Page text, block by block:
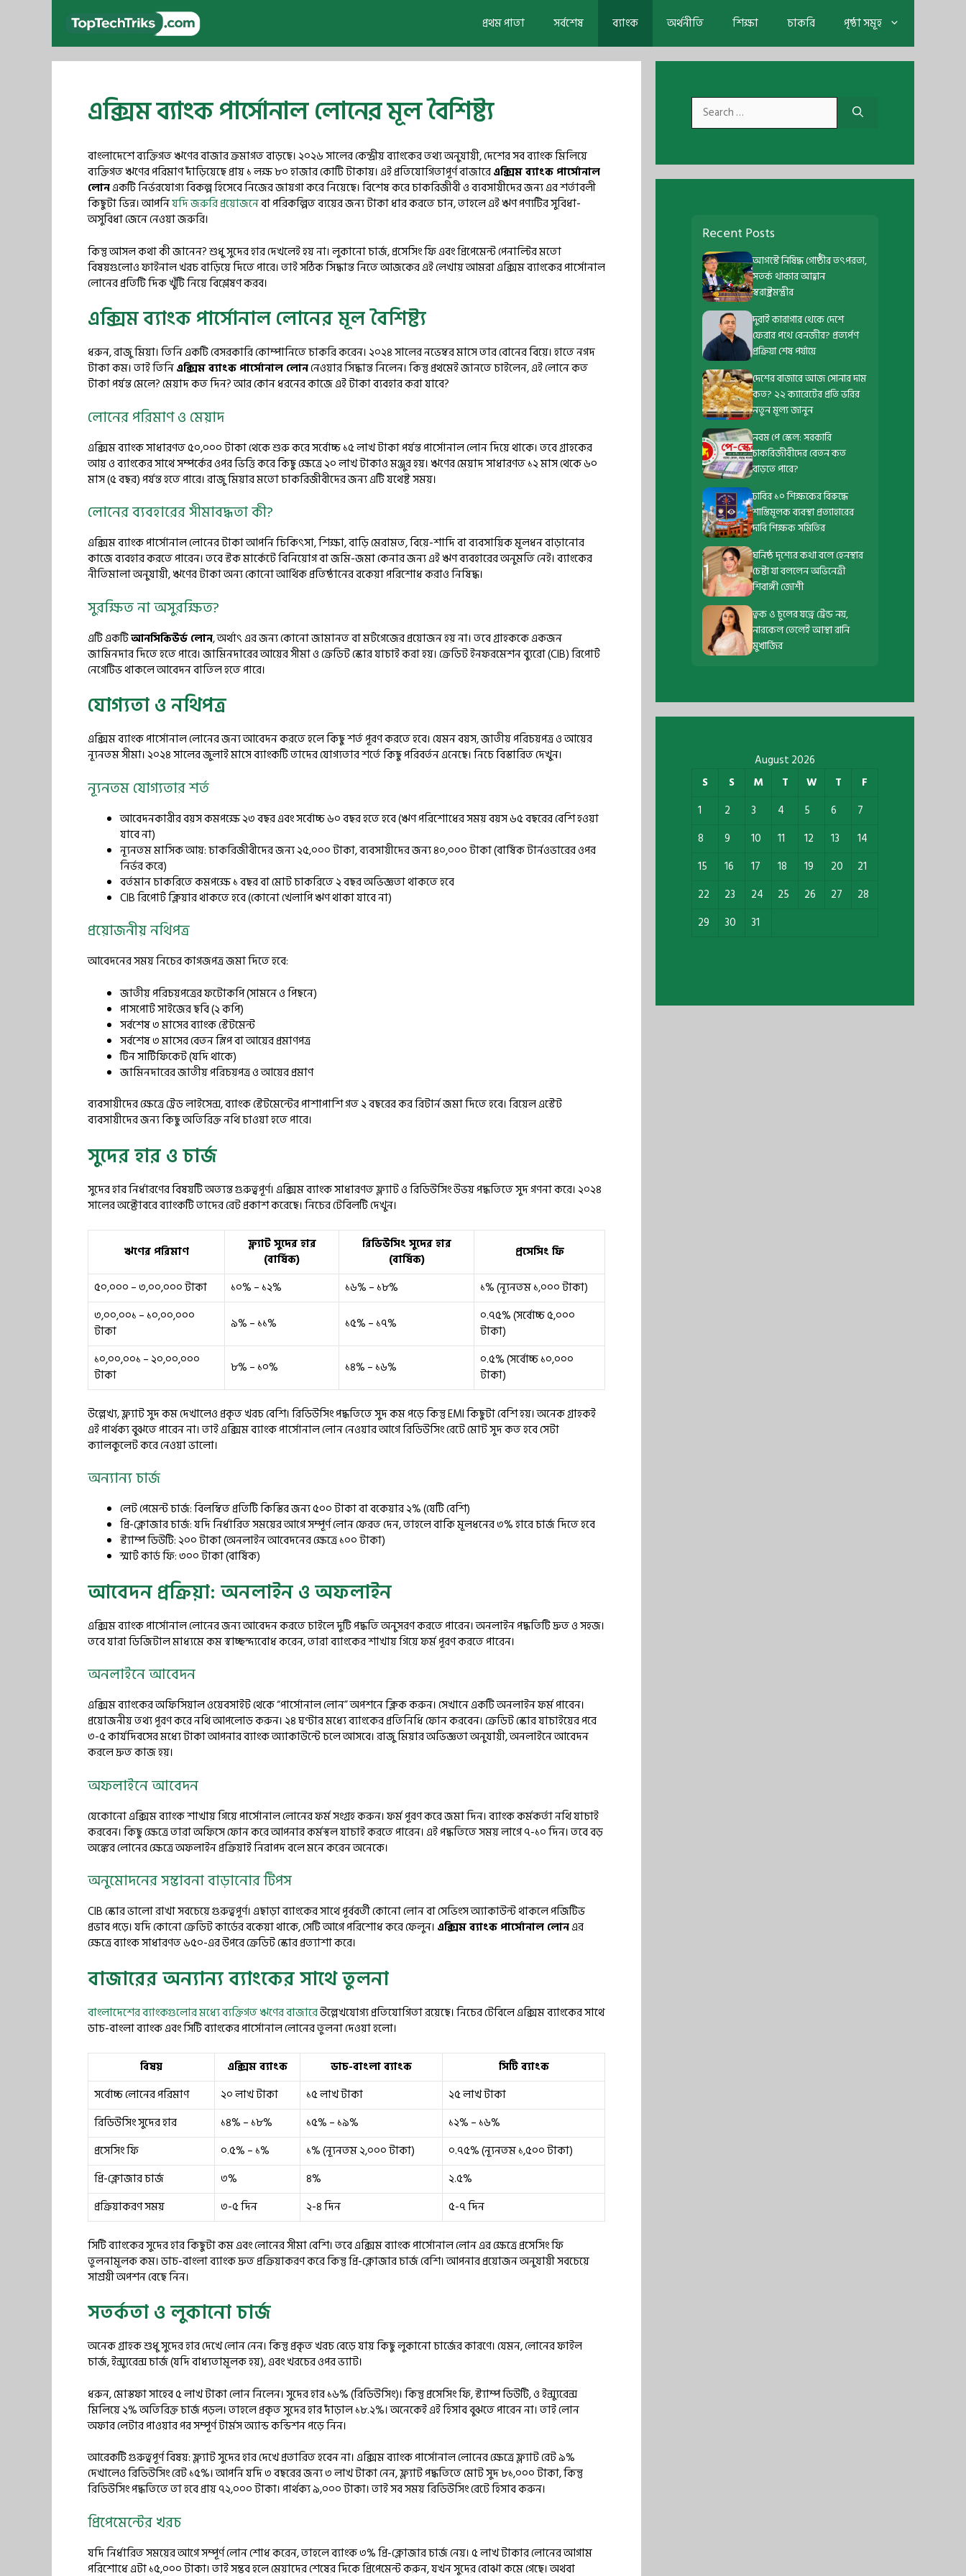
প্রথম পাতা সর্বশেষ ব্যাংক অর্থনীতি শিক্ষা চাকরি পৃষ্ঠা সমূহ
এক্সিম ব্যাংক পার্সোনাল লোনের মূল বৈশিষ্ট্য
বাংলাদেশে ব্যক্তিগত ঋণের বাজার ক্রমাগত বাড়ছে। ২০২৬ সালের কেন্দ্রীয় ব্যাংকের তথ্য অনুযায়ী, দেশের সব ব্যাংক মিলিয়ে
ব্যক্তিগত ঋণের পরিমাণ দাঁড়িয়েছে প্রায় ১ লক্ষ ৮০ হাজার কোটি টাকায়। এই প্রতিযোগিতাপূর্ণ বাজারেএক্সিম ব্যাংক পার্সোনাল
লোনএকটি নির্ভরযোগ্য বিকল্প হিসেবে নিজের জায়গা করে নিয়েছে। বিশেষ করে চাকরিজীবী ও ব্যবসায়ীদের জন্য এর শর্তাবলী
কিছুটা ভিন্ন। আপনিযদি জরুরি প্রয়োজনেবা পরিকল্পিত ব্যয়ের জন্য টাকা ধার করতে চান, তাহলে এই ঋণ পণ্যটির সুবিধা-
অসুবিধা জেনে নেওয়া জরুরি।
কিন্তু আসল কথা কী জানেন? শুধু সুদের হার দেখলেই হয় না। লুকানো চার্জ, প্রসেসিং ফি এবং প্রিপেমেন্ট পেনাল্টির মতো
বিষয়গুলোও ফাইনাল খরচ বাড়িয়ে দিতে পারে। তাই সঠিক সিদ্ধান্ত নিতে আজকের এই লেখায় আমরা এক্সিম ব্যাংকের পার্সোনাল
লোনের প্রতিটি দিক খুঁটি নিয়ে বিশ্লেষণ করব।
এক্সিম ব্যাংক পার্সোনাল লোনের মূল বৈশিষ্ট্য
ধরুন, রাজু মিয়া। তিনি একটি বেসরকারি কোম্পানিতে চাকরি করেন। ২০২৪ সালের নভেম্বর মাসে তার বোনের বিয়ে। হাতে নগদ
টাকা কম। তাই তিনিএক্সিম ব্যাংক পার্সোনাল লোননেওয়ার সিদ্ধান্ত নিলেন। কিন্তু প্রথমেই জানতে চাইলেন, এই লোনে কত
টাকা পর্যন্ত মেলে? মেয়াদ কত দিন? আর কোন ধরনের কাজে এই টাকা ব্যবহার করা যাবে?
লোনের পরিমাণ ও মেয়াদ
এক্সিম ব্যাংক সাধারণত ৫০,০০০ টাকা থেকে শুরু করে সর্বোচ্চ ১৫ লাখ টাকা পর্যন্ত পার্সোনাল লোন দিয়ে থাকে। তবে গ্রাহকের
আয় ও ব্যাংকের সাথে সম্পর্কের ওপর ভিত্তি করে কিছু ক্ষেত্রে ২০ লাখ টাকাও মঞ্জুর হয়। ঋণের মেয়াদ সাধারণত ১২ মাস থেকে ৬০
মাস (৫ বছর) পর্যন্ত হতে পারে। রাজু মিয়ার মতো চাকরিজীবীদের জন্য এটি যথেষ্ট সময়।
লোনের ব্যবহারের সীমাবদ্ধতা কী?
এক্সিম ব্যাংক পার্সোনাল লোনের টাকা আপনি চিকিৎসা, শিক্ষা, বাড়ি মেরামত, বিয়ে-শাদি বা ব্যবসায়িক মূলধন বাড়ানোর
কাজে ব্যবহার করতে পারেন। তবে স্টক মার্কেটে বিনিয়োগ বা জমি-জমা কেনার জন্য এই ঋণ ব্যবহারের অনুমতি নেই। ব্যাংকের
নীতিমালা অনুযায়ী, ঋণের টাকা অন্য কোনো আর্থিক প্রতিষ্ঠানের বকেয়া পরিশোধ করাও নিষিদ্ধ।
সুরক্ষিত না অসুরক্ষিত?
এটি একটিআনসিকিউর্ড লোন, অর্থাৎ এর জন্য কোনো জামানত বা মর্টগেজের প্রয়োজন হয় না। তবে গ্রাহককে একজন
জামিনদার দিতে হতে পারে। জামিনদারের আয়ের সীমা ও ক্রেডিট স্কোর যাচাই করা হয়। ক্রেডিট ইনফরমেশন ব্যুরো (CIB) রিপোর্ট
নেগেটিভ থাকলে আবেদন বাতিল হতে পারে।
যোগ্যতা ও নথিপত্র
এক্সিম ব্যাংক পার্সোনাল লোনের জন্য আবেদন করতে হলে কিছু শর্ত পূরণ করতে হবে। যেমন বয়স, জাতীয় পরিচয়পত্র ও আয়ের
ন্যূনতম সীমা। ২০২৪ সালের জুলাই মাসে ব্যাংকটি তাদের যোগ্যতার শর্তে কিছু পরিবর্তন এনেছে। নিচে বিস্তারিত দেখুন।
ন্যূনতম যোগ্যতার শর্ত
আবেদনকারীর বয়স কমপক্ষে ২৩ বছর এবং সর্বোচ্চ ৬০ বছর হতে হবে (ঋণ পরিশোধের সময় বয়স ৬৫ বছরের বেশি হওয়া
যাবে না)
ন্যূনতম মাসিক আয়: চাকরিজীবীদের জন্য ২৫,০০০ টাকা, ব্যবসায়ীদের জন্য ৪০,০০০ টাকা (বার্ষিক টার্নওভারের ওপর
নির্ভর করে)
বর্তমান চাকরিতে কমপক্ষে ১ বছর বা মোট চাকরিতে ২ বছর অভিজ্ঞতা থাকতে হবে
CIB রিপোর্ট ক্লিয়ার থাকতে হবে (কোনো খেলাপি ঋণ থাকা যাবে না)
প্রয়োজনীয় নথিপত্র
আবেদনের সময় নিচের কাগজপত্র জমা দিতে হবে:
জাতীয় পরিচয়পত্রের ফটোকপি (সামনে ও পিছনে)
পাসপোর্ট সাইজের ছবি (২ কপি)
সর্বশেষ ৩ মাসের ব্যাংক স্টেটমেন্ট
সর্বশেষ ৩ মাসের বেতন স্লিপ বা আয়ের প্রমাণপত্র
টিন সার্টিফিকেট (যদি থাকে)
জামিনদারের জাতীয় পরিচয়পত্র ও আয়ের প্রমাণ
ব্যবসায়ীদের ক্ষেত্রে ট্রেড লাইসেন্স, ব্যাংক স্টেটমেন্টের পাশাপাশি গত ২ বছরের কর রিটার্ন জমা দিতে হবে। রিয়েল এস্টেট
ব্যবসায়ীদের জন্য কিছু অতিরিক্ত নথি চাওয়া হতে পারে।
সুদের হার ও চার্জ
সুদের হার নির্ধারণের বিষয়টি অত্যন্ত গুরুত্বপূর্ণ। এক্সিম ব্যাংক সাধারণত ফ্ল্যাট ও রিডিউসিং উভয় পদ্ধতিতে সুদ গণনা করে। ২০২৪
সালের অক্টোবরে ব্যাংকটি তাদের রেট প্রকাশ করেছে। নিচের টেবিলটি দেখুন।
ঋণের পরিমাণ
ফ্ল্যাট সুদের হার
(বার্ষিক)
রিডিউসিং সুদের হার
(বার্ষিক)
প্রসেসিং ফি
৫০,০০০ – ৩,০০,০০০ টাকা
১০% – ১২% ১৬% – ১৮%
১% (ন্যূনতম ১,০০০ টাকা)
৩,০০,০০১ – ১০,০০,০০০
টাকা
৯% – ১১% ১৫% – ১৭%
০.৭৫% (সর্বোচ্চ ৫,০০০
টাকা)
১০,০০,০০১ – ২০,০০,০০০
টাকা
৮% – ১০% ১৪% – ১৬%
০.৫% (সর্বোচ্চ ১০,০০০
টাকা)
উল্লেখ্য, ফ্ল্যাট সুদ কম দেখালেও প্রকৃত খরচ বেশি। রিডিউসিং পদ্ধতিতে সুদ কম পড়ে কিন্তু EMI কিছুটা বেশি হয়। অনেক গ্রাহকই
এই পার্থক্য বুঝতে পারেন না। তাই এক্সিম ব্যাংক পার্সোনাল লোন নেওয়ার আগে রিডিউসিং রেটে মোট সুদ কত হবে সেটা
ক্যালকুলেট করে নেওয়া ভালো।
অন্যান্য চার্জ
লেট পেমেন্ট চার্জ: বিলম্বিত প্রতিটি কিস্তির জন্য ৫০০ টাকা বা বকেয়ার ২% (যেটি বেশি)
প্রি-ক্লোজার চার্জ: যদি নির্ধারিত সময়ের আগে সম্পূর্ণ লোন ফেরত দেন, তাহলে বাকি মূলধনের ৩% হারে চার্জ দিতে হবে
স্ট্যাম্প ডিউটি: ২০০ টাকা (অনলাইন আবেদনের ক্ষেত্রে ১০০ টাকা)
স্মার্ট কার্ড ফি: ৩০০ টাকা (বার্ষিক)
আবেদন প্রক্রিয়া: অনলাইন ও অফলাইন
এক্সিম ব্যাংক পার্সোনাল লোনের জন্য আবেদন করতে চাইলে দুটি পদ্ধতি অনুসরণ করতে পারেন। অনলাইন পদ্ধতিটি দ্রুত ও সহজ।
তবে যারা ডিজিটাল মাধ্যমে কম স্বাচ্ছন্দ্যবোধ করেন, তারা ব্যাংকের শাখায় গিয়ে ফর্ম পূরণ করতে পারেন।
অনলাইনে আবেদন
এক্সিম ব্যাংকের অফিসিয়াল ওয়েবসাইট থেকে “পার্সোনাল লোন” অপশনে ক্লিক করুন। সেখানে একটি অনলাইন ফর্ম পাবেন।
প্রয়োজনীয় তথ্য পূরণ করে নথি আপলোড করুন। ২৪ ঘণ্টার মধ্যে ব্যাংকের প্রতিনিধি ফোন করবেন। ক্রেডিট স্কোর যাচাইয়ের পরে
৩-৫ কার্যদিবসের মধ্যে টাকা আপনার ব্যাংক অ্যাকাউন্টে চলে আসবে। রাজু মিয়ার অভিজ্ঞতা অনুযায়ী, অনলাইনে আবেদন
করলে দ্রুত কাজ হয়।
অফলাইনে আবেদন
যেকোনো এক্সিম ব্যাংক শাখায় গিয়ে পার্সোনাল লোনের ফর্ম সংগ্রহ করুন। ফর্ম পূরণ করে জমা দিন। ব্যাংক কর্মকর্তা নথি যাচাই
করবেন। কিছু ক্ষেত্রে তারা অফিসে ফোন করে আপনার কর্মস্থল যাচাই করতে পারেন। এই পদ্ধতিতে সময় লাগে ৭-১০ দিন। তবে বড়
অঙ্কের লোনের ক্ষেত্রে অফলাইন প্রক্রিয়াই নিরাপদ বলে মনে করেন অনেকে।
অনুমোদনের সম্ভাবনা বাড়ানোর টিপস
CIB স্কোর ভালো রাখা সবচেয়ে গুরুত্বপূর্ণ। এছাড়া ব্যাংকের সাথে পূর্ববর্তী কোনো লোন বা সেভিংস অ্যাকাউন্ট থাকলে পজিটিভ
প্রভাব পড়ে। যদি কোনো ক্রেডিট কার্ডের বকেয়া থাকে, সেটি আগে পরিশোধ করে ফেলুন। এক্সিম ব্যাংক পার্সোনাল লোনএর
ক্ষেত্রে ব্যাংক সাধারণত ৬৫০-এর উপরে ক্রেডিট স্কোর প্রত্যাশা করে।
বাজারের অন্যান্য ব্যাংকের সাথে তুলনা
বাংলাদেশের ব্যাংকগুলোর মধ্যে ব্যক্তিগত ঋণের বাজারেউল্লেখযোগ্য প্রতিযোগিতা রয়েছে। নিচের টেবিলে এক্সিম ব্যাংকের সাথে
ডাচ-বাংলা ব্যাংক এবং সিটি ব্যাংকের পার্সোনাল লোনের তুলনা দেওয়া হলো।
বিষয় এক্সিম ব্যাংক ডাচ-বাংলা ব্যাংক
সিটি ব্যাংক
সর্বোচ্চ লোনের পরিমাণ
২০ লাখ টাকা ১৫ লাখ টাকা
২৫ লাখ টাকা
রিডিউসিং সুদের হার
১৪% – ১৮% ১৫% – ১৯%
১২% – ১৬%
প্রসেসিং ফি
০.৫% – ১% ১% (ন্যূনতম ২,০০০ টাকা)
০.৭৫% (ন্যূনতম ১,৫০০ টাকা)
প্রি-ক্লোজার চার্জ
৩% ৪%
২.৫%
প্রক্রিয়াকরণ সময়
৩-৫ দিন ২-৪ দিন ৫-৭ দিন
সিটি ব্যাংকের সুদের হার কিছুটা কম এবং লোনের সীমা বেশি। তবে এক্সিম ব্যাংক পার্সোনাল লোন এর ক্ষেত্রে প্রসেসিং ফি
তুলনামূলক কম। ডাচ-বাংলা ব্যাংক দ্রুত প্রক্রিয়াকরণ করে কিন্তু প্রি-ক্লোজার চার্জ বেশি। আপনার প্রয়োজন অনুযায়ী সবচেয়ে
সাশ্রয়ী অপশন বেছে নিন।
সতর্কতা ও লুকানো চার্জ
অনেক গ্রাহক শুধু সুদের হার দেখে লোন নেন। কিন্তু প্রকৃত খরচ বেড়ে যায় কিছু লুকানো চার্জের কারণে। যেমন, লোনের ফাইল
চার্জ, ইন্স্যুরেন্স চার্জ (যদি বাধ্যতামূলক হয়), এবং খরচের ওপর ভ্যাট।
ধরুন, মোস্তফা সাহেব ৫ লাখ টাকা লোন নিলেন। সুদের হার ১৬% (রিডিউসিং)। কিন্তু প্রসেসিং ফি, স্ট্যাম্প ডিউটি, ও ইন্স্যুরেন্স
মিলিয়ে ২% অতিরিক্ত চার্জ পড়ল। তাহলে প্রকৃত সুদের হার দাঁড়াল ১৮.২%। অনেকেই এই হিসাব বুঝতে পারেন না। তাই লোন
অফার লেটার পাওয়ার পর সম্পূর্ণ টার্মস অ্যান্ড কন্ডিশন পড়ে নিন।
আরেকটি গুরুত্বপূর্ণ বিষয়: ফ্ল্যাট সুদের হার দেখে প্রতারিত হবেন না। এক্সিম ব্যাংক পার্সোনাল লোনের ক্ষেত্রে ফ্ল্যাট রেট ৯%
দেখালেও রিডিউসিং রেট ১৫%। আপনি যদি ৩ বছরের জন্য ৩ লাখ টাকা নেন, ফ্ল্যাট পদ্ধতিতে মোট সুদ ৮১,০০০ টাকা, কিন্তু
রিডিউসিং পদ্ধতিতে তা হবে প্রায় ৭২,০০০ টাকা। পার্থক্য ৯,০০০ টাকা। তাই সব সময় রিডিউসিং রেটে হিসাব করুন।
প্রিপেমেন্টের খরচ
যদি নির্ধারিত সময়ের আগে সম্পূর্ণ লোন শোধ করেন, তাহলে ব্যাংক ৩% প্রি-ক্লোজার চার্জ নেয়। ৫ লাখ টাকার লোনের আগাম
পরিশোধে এটা ১৫,০০০ টাকা। তাই সম্ভব হলে মেয়াদের শেষের দিকে প্রিপেমেন্ট করুন, যখন সুদের বোঝা কমে গেছে। অথবা
Search
for:
Recent Posts
আগস্টে নিষিদ্ধ গোষ্ঠীর তৎপরতা,
সতর্ক থাকার আহ্বান
স্বরাষ্ট্রমন্ত্রীর
দুবাই কারাগার থেকে দেশে
ফেরার পথে বেনজীর? প্রত্যর্পণ
প্রক্রিয়া শেষ পর্যায়ে
দেশের বাজারে আজ সোনার দাম
কত? ২২ ক্যারেটের প্রতি ভরির
নতুন মূল্য জানুন
নবম পে স্কেল: সরকারি
চাকরিজীবীদের বেতন কত
বাড়তে পারে?
ঢাবির ১০ শিক্ষকের বিরুদ্ধে
শাস্তিমূলক ব্যবস্থা প্রত্যাহারের
দাবি শিক্ষক সমিতির
ঘনিষ্ঠ দৃশ্যের কথা বলে হেনস্থার
চেষ্টা যা বললেন অভিনেত্রী
শিবাঙ্গী জোশী
ত্বক ও চুলের যত্নে ট্রেন্ড নয়,
নারকেল তেলেই আস্থা রানি
মুখার্জির
August 2026
S
S M T W T
F
1
2 3 4 5 6
7
8
9 10 11 12 13
14
15
16 17 18 19 20
21
22
23 24 25 26 27
28
29
30 31